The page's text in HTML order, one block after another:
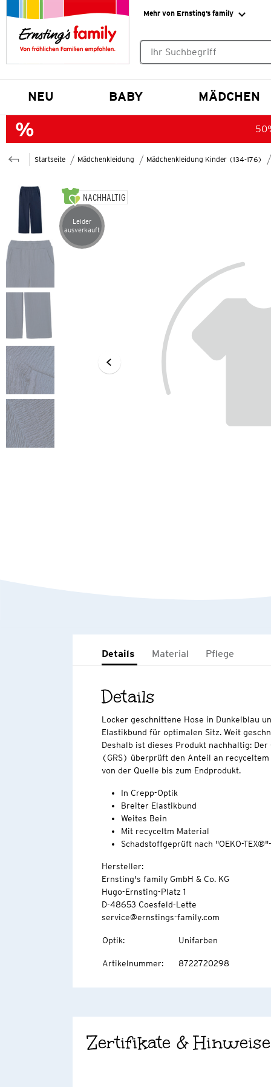
Mehr von Ernsting’s family
NEU BABY MÄDCHEN
Startseite Mädchenkleidung Mädchenkleidung Kinder (134-176)
NACHHALTIG
Artikel leider ausverkauft
Leider
ausverkauft
Details Material Pflege
Details
Locker geschnittene Hose in Dunkelblau
Elastikbund für optimalen Sitz. Weit
Deshalb ist dieses Produkt nachhaltig: Der
(GRS) überprüft den Anteil an
von der Quelle bis zum Endprodukt.
In Crepp-Optik
Breiter Elastikbund
Weites Bein
Mit recyceltm Material
Schadstoffgeprüft nach "OEKO-
Hersteller:
Ernsting's family GmbH & Co. KG
Hugo-Ernsting-Platz 1
D-48653 Coesfeld-Lette
service@ernstings-family.com
Optik: Unifarben
Artikelnummer: 8722720298
Zertifikate & Hinweise